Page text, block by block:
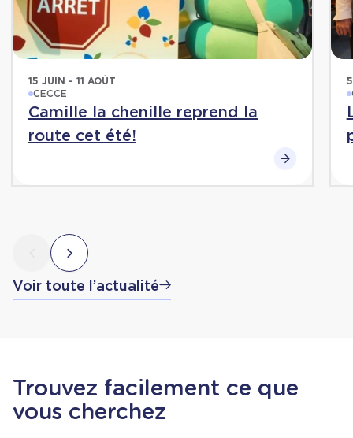
15 JUIN - 11 AOÛT
CECCE
Camille la chenille reprend la
route cet été!
Voir toute l’actualité
Trouvez facilement ce que
vous cherchez